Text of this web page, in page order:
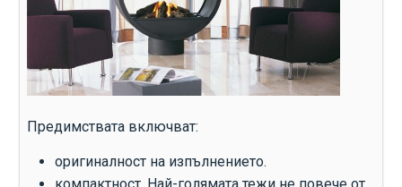
Предимствата включват:
оригиналност на изпълнението.